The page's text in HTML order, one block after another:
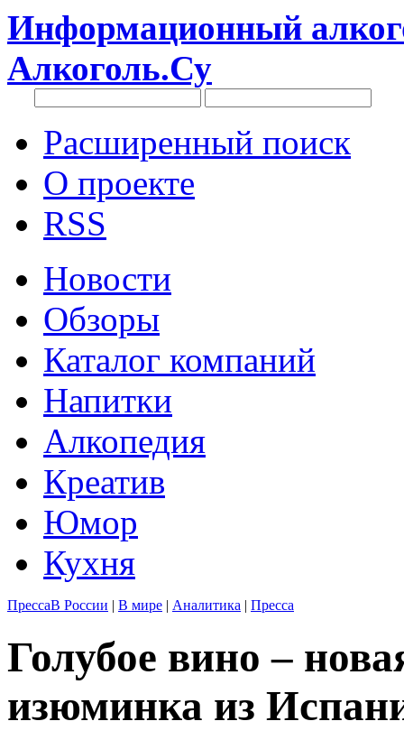
Информационный
Алкоголь.Су
Расширенный поиск
О проекте
RSS
Новости
Обзоры
Каталог компаний
Напитки
Алкопедия
Креатив
Юмор
Кухня
ПрессаВ России | В мире | Аналитика | Пресса
Голубое вино –
изюминка из